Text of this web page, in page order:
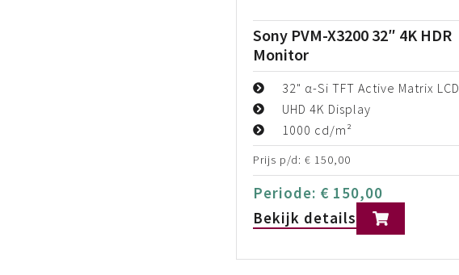
Sony PVM-X3200 32″ 4K HDR
Monitor
32" α-Si TFT Active Matrix LCD
UHD 4K Display
1000 cd/m²
Prijs p/d: € 150,00
Periode: € 150,00
Bekijk details